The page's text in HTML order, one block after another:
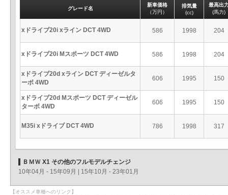
グレード名
新車価格
（万円）
排気量
(cc)
最高出
(馬力)
xドライブ20i xライン DCT 4WD 586 1998 204
xドライブ20i Mスポーツ DCT 4WD 586 1998 204
xドライブ20d xライン DCT ディーゼルタ
ーボ 4WD
606 1995 150
xドライブ20d Mスポーツ DCT ディーゼル
ターボ 4WD
606 1995 150
M35i xドライブ DCT 4WD 786 1998 317
ＢＭＷ X1 その他のフルモデルチェンジ
10年04月 - 15年09月
15年10月 - 23年01月
【オススメ車種へのリンク】